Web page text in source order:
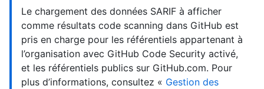
Le chargement des données SARIF à afficher
comme résultats code scanning dans GitHub est
pris en charge pour les référentiels appartenant à
l’organisation avec GitHub Code Security activé,
et les référentiels publics sur GitHub.com. Pour
plus d’informations, consultez « Gestion des